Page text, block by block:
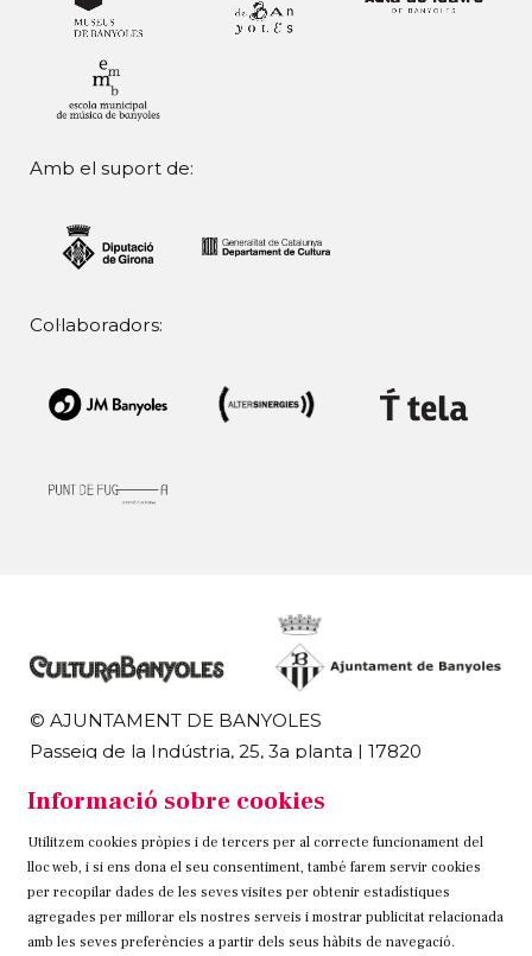
Amb el suport de:
Col·laboradors:
© AJUNTAMENT DE BANYOLES
Passeig de la Indústria, 25, 3a planta | 17820
972 58 18 48 | 972 57 00 50
Sitemap Avís Legal Ús de Cookies Contacteu
Link a instagram
Link a twitter
Link a facebook
Informació sobre cookies
Utilitzem cookies pròpies i de tercers per al correcte funcionament del
lloc web, i si ens dona el seu consentiment, també farem servir cookies
per recopilar dades de les seves visites per obtenir estadístiques
agregades per millorar els nostres serveis i mostrar publicitat relacionada
amb les seves preferències a partir dels seus hàbits de navegació.